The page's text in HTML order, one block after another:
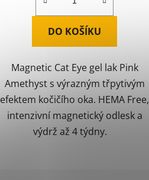
DO KOŠÍKU
Magnetic Cat Eye gel lak Pink
Amethyst s výrazným třpytivým
efektem kočičího oka. HEMA Free,
intenzivní magnetický odlesk a
výdrž až 4 týdny.